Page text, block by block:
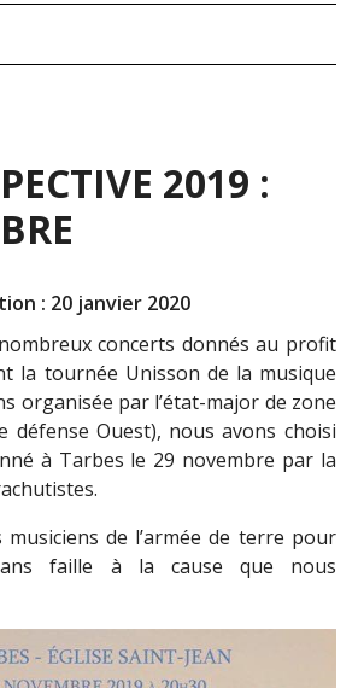
2019 :
: 20 janvier 2020
concerts donnés au profit
la tournée Unisson de la musique
organisée par l’état-major de zone
défense Ouest), nous avons choisi
à Tarbes le 29 novembre par la
de l’armée de terre pour
faille à la cause que nous